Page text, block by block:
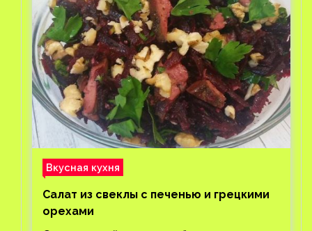
Вкусная кухня
Салат из свеклы с печенью и грецкими
орехами